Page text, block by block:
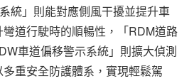
統」則能對應側風干擾並提升車
道行駛時的順暢性，「RDM道路
車道偏移警示系統」則擴大偵測
重安全防護體系，實現輕鬆駕